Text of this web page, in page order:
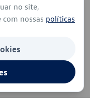
no site,
nossas políticas